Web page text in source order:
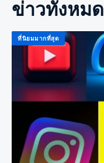
ข่าวทั้งหมด
ที่นิยมมากที่สุด